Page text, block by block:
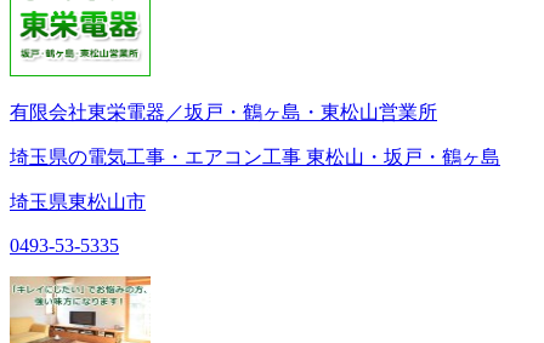
有限会社東栄電器／坂戸・鶴ヶ島・東松山営業所
埼玉県の電気工事・エアコン工事 東松山・坂戸・鶴ヶ島
埼玉県東松山市
0493-53-5335